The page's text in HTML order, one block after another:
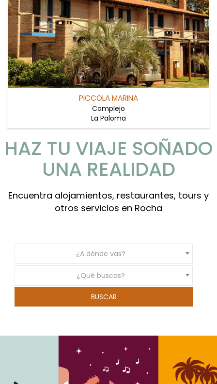
PICCOLA MARINA
Complejo
La Paloma
HAZ TU VIAJE SOÑADO
UNA REALIDAD
Encuentra alojamientos, restaurantes, tours y
otros servicios en Rocha
¿A dónde vas?
¿Qué buscas?